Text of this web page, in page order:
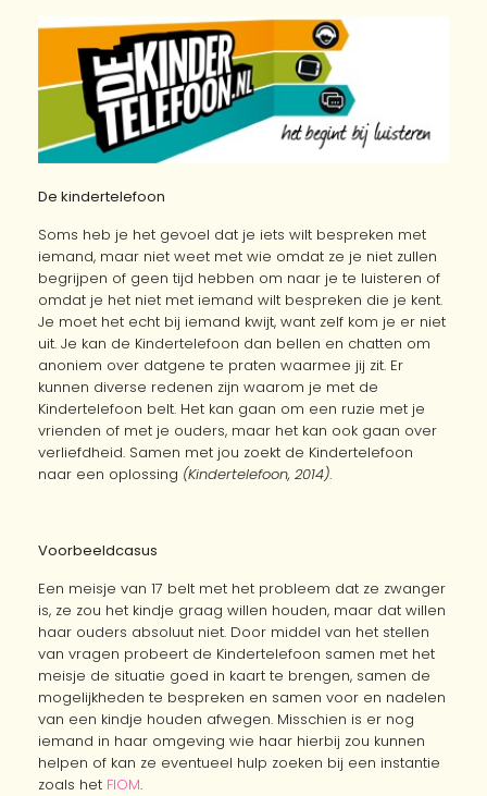
De kindertelefoon
Soms heb je het gevoel dat je iets wilt bespreken met
iemand, maar niet weet met wie omdat ze je niet zullen
begrijpen of geen tijd hebben om naar je te luisteren of
omdat je het niet met iemand wilt bespreken die je kent.
Je moet het echt bij iemand kwijt, want zelf kom je er niet
uit. Je kan de Kindertelefoon dan bellen en chatten om
anoniem over datgene te praten waarmee jij zit. Er
kunnen diverse redenen zijn waarom je met de
Kindertelefoon belt. Het kan gaan om een ruzie met je
vrienden of met je ouders, maar het kan ook gaan over
verliefdheid. Samen met jou zoekt de Kindertelefoon
naar een oplossing (Kindertelefoon, 2014).
Voorbeeldcasus
Een meisje van 17 belt met het probleem dat ze zwanger
is, ze zou het kindje graag willen houden, maar dat willen
haar ouders absoluut niet. Door middel van het stellen
van vragen probeert de Kindertelefoon samen met het
meisje de situatie goed in kaart te brengen, samen de
mogelijkheden te bespreken en samen voor en nadelen
van een kindje houden afwegen. Misschien is er nog
iemand in haar omgeving wie haar hierbij zou kunnen
helpen of kan ze eventueel hulp zoeken bij een instantie
zoals het FIOM.